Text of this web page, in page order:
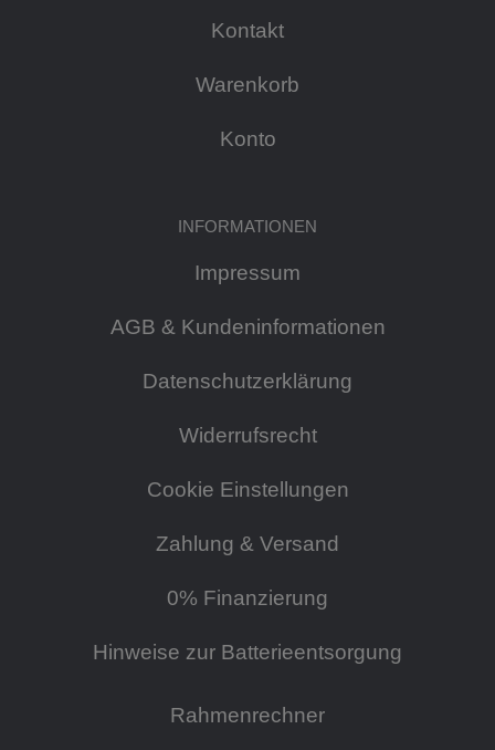
Kontakt
Warenkorb
Konto
INFORMATIONEN
Impressum
AGB & Kundeninformationen
Datenschutzerklärung
Widerrufsrecht
Cookie Einstellungen
Zahlung & Versand
0% Finanzierung
Hinweise zur Batterieentsorgung
Rahmenrechner